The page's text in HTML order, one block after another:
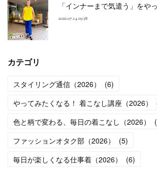
「インナーまで気遣う」をや
2026.07.14 09:38
カテゴリ
スタイリング通信（2026） (6)
やってみたくなる！ 着こなし講座（2026）
色と柄で変わる、毎日の着こなし（2026）
(
ファッションオタク部（2026）
(5)
毎日が楽しくなる仕事着（2026）
(6)